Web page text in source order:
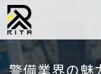
警備業界の魅